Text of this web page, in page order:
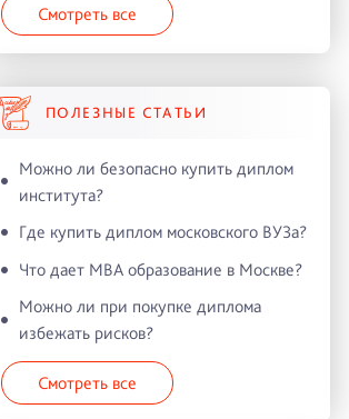
Смотреть все
ПОЛЕЗНЫЕ СТАТЬИ
Можно ли безопасно купить диплом
института?
Где купить диплом московского ВУЗа?
Что дает MBA образование в Москве?
Можно ли при покупке диплома
избежать рисков?
Смотреть все